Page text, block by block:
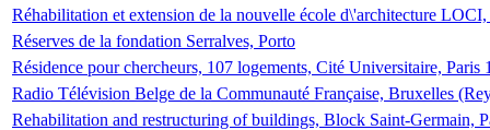
Réhabilitation et extension de la nouvelle école d\'architecture
Réserves de la fondation Serralves, Porto
Résidence pour chercheurs, 107 logements, Cité Universitaire, Paris
Radio Télévision Belge de la Communauté Française, Bruxelles
Rehabilitation and restructuring of buildings, Block Saint-Germain,